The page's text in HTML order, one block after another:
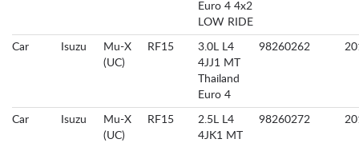
Euro 4 4x2
LOW RIDE
Car Isuzu
Mu-X
(UC)
RF15
3.0L L4
4JJ1 MT
Thailand
Euro 4
98260262
Car Isuzu
Mu-X
(UC)
RF15
2.5L L4
4JK1 MT
98260272